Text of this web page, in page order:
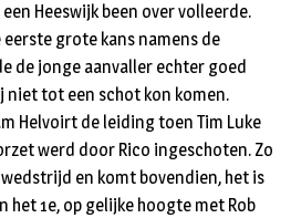
Heeswijk been over volleerde.
eerste grote kans namens de
de jonge aanvaller echter goed
niet tot een schot kon komen.
Helvoirt de leiding toen Tim Luke
werd door Rico ingeschoten. Zo
en komt bovendien, het is
het 1e, op gelijke hoogte met Rob